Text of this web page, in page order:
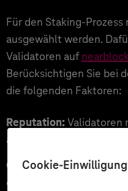
Cookie-
Für den Staking-Prozess
ausgewählt werden.
Validatoren auf
Berücksichtigen Sie bei
die folgenden Faktoren:
Reputation: Validatoren
auswählen.
Gebühren:Einige
das Staking. Wählen Sie